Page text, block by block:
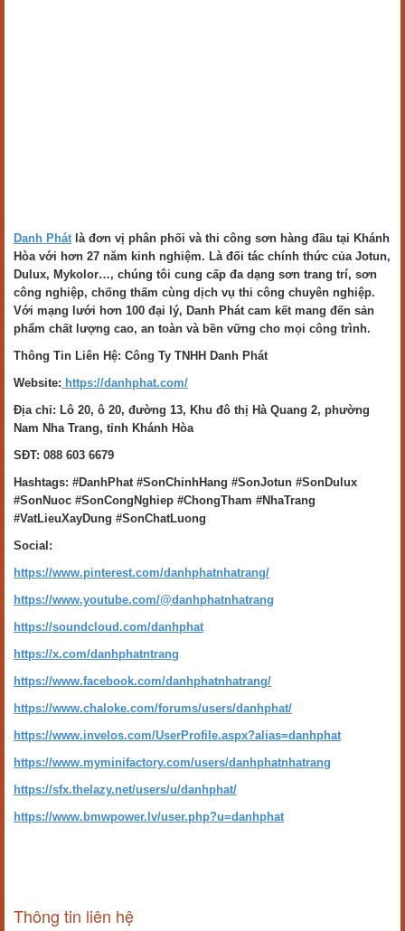
Danh Phátlà đơn vị phân phối và thi công sơn hàng đầu tại Khánh
Hòa với hơn 27 năm kinh nghiệm. Là đối tác chính thức của Jotun,
Dulux, Mykolor…, chúng tôi cung cấp đa dạng sơn trang trí, sơn
công nghiệp, chống thấm cùng dịch vụ thi công chuyên nghiệp.
Với mạng lưới hơn 100 đại lý, Danh Phát cam kết mang đến sản
phẩm chất lượng cao, an toàn và bền vững cho mọi công trình.
Thông Tin Liên Hệ: Công Ty TNHH Danh Phát
Website: https://danhphat.com/
Địa chỉ: Lô 20, ô 20, đường 13, Khu đô thị Hà Quang 2, phường
Nam Nha Trang, tỉnh Khánh Hòa
SĐT: 088 603 6679
Hashtags: #DanhPhat #SonChinhHang #SonJotun #SonDulux
#SonNuoc #SonCongNghiep #ChongTham #NhaTrang
#VatLieuXayDung #SonChatLuong
Social:
https://www.pinterest.com/danhphatnhatrang/
https://www.youtube.com/@danhphatnhatrang
https://soundcloud.com/danhphat
https://x.com/danhphatntrang
https://www.facebook.com/danhphatnhatrang/
https://www.chaloke.com/forums/users/danhphat/
https://www.invelos.com/UserProfile.aspx?alias=danhphat
https://www.myminifactory.com/users/danhphatnhatrang
https://sfx.thelazy.net/users/u/danhphat/
https://www.bmwpower.lv/user.php?u=danhphat
Thông tin liên hệ